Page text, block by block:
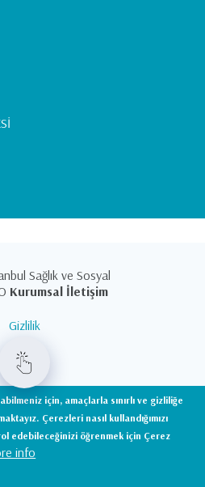
Sağlık ve Sosyal
Kurumsal İletişim
Gizlilik
KVKK
18
için, amaçlarla sınırlı ve gizliliğe
Çerezleri nasıl kullandığımızı
edebileceğinizi öğrenmek için Çerez
info